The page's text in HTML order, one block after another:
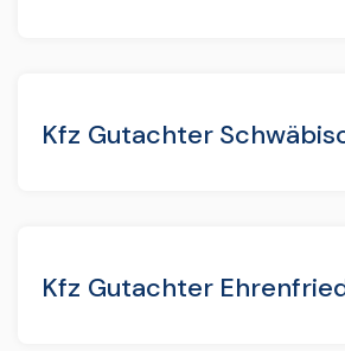
Kfz Gutachter
Kfz Gutachter